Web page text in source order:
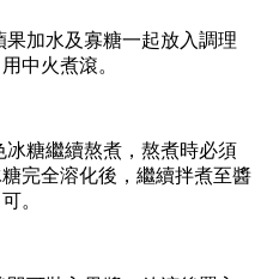
加水及寡糖一起放入調理
中火煮滾。
糖繼續熬煮，熬煮時必須
完全溶化後，繼續拌煮至醬
。